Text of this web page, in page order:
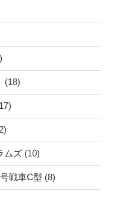
(18)
ムズ (10)
戦車C型 (8)